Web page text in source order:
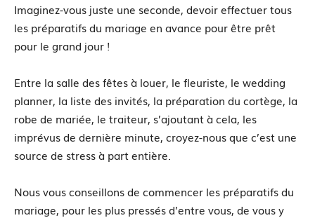
Imaginez-vous juste une seconde, devoir effectuer tous
les préparatifs du mariage en avance pour être prêt
pour le grand jour !
Entre la salle des fêtes à louer, le fleuriste, le wedding
planner, la liste des invités, la préparation du cortège, la
robe de mariée, le traiteur, s’ajoutant à cela, les
imprévus de dernière minute, croyez-nous que c’est une
source de stress à part entière.
Nous vous conseillons de commencer les préparatifs du
mariage, pour les plus pressés d’entre vous, de vous y